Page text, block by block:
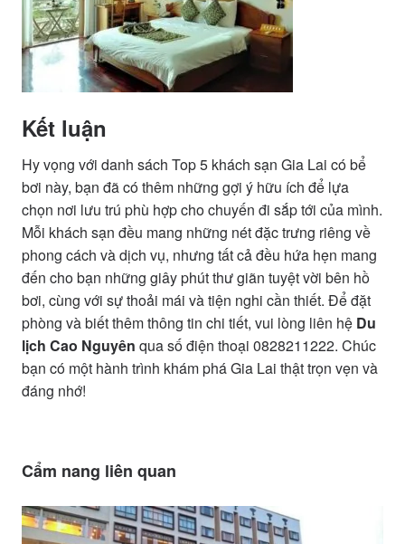
Kết luận
Hy vọng với danh sách Top 5 khách sạn Gia Lai có bể
bơi này, bạn đã có thêm những gợi ý hữu ích để lựa
chọn nơi lưu trú phù hợp cho chuyến đi sắp tới của mình.
Mỗi khách sạn đều mang những nét đặc trưng riêng về
phong cách và dịch vụ, nhưng tất cả đều hứa hẹn mang
đến cho bạn những giây phút thư giãn tuyệt vời bên hồ
bơi, cùng với sự thoải mái và tiện nghi cần thiết. Để đặt
phòng và biết thêm thông tin chi tiết, vui lòng liên hệ Du
lịch Cao Nguyên qua số điện thoại 0828211222. Chúc
bạn có một hành trình khám phá Gia Lai thật trọn vẹn và
đáng nhớ!
Cẩm nang liên quan